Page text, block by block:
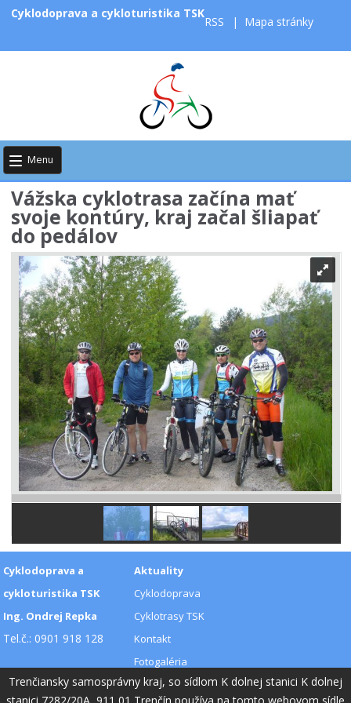
Trenčiansky samosprávny kraj, so sídlom K dolnej stanici K dolnej
Cyklodoprava a cykloturistika TSK
RSS | Mapa stránky
Menu
Vážska cyklotrasa začína mať
svoje kontúry, kraj začal šliapať
do pedálov
Cyklodoprava a
cykloturistika TSK
Ing. Ondrej Repka
Tel.č.: 0901 918 128
Aktuality
Cyklodoprava
Cyklotrasy TSK
Kontakt
Fotogaléria
Videogaléria